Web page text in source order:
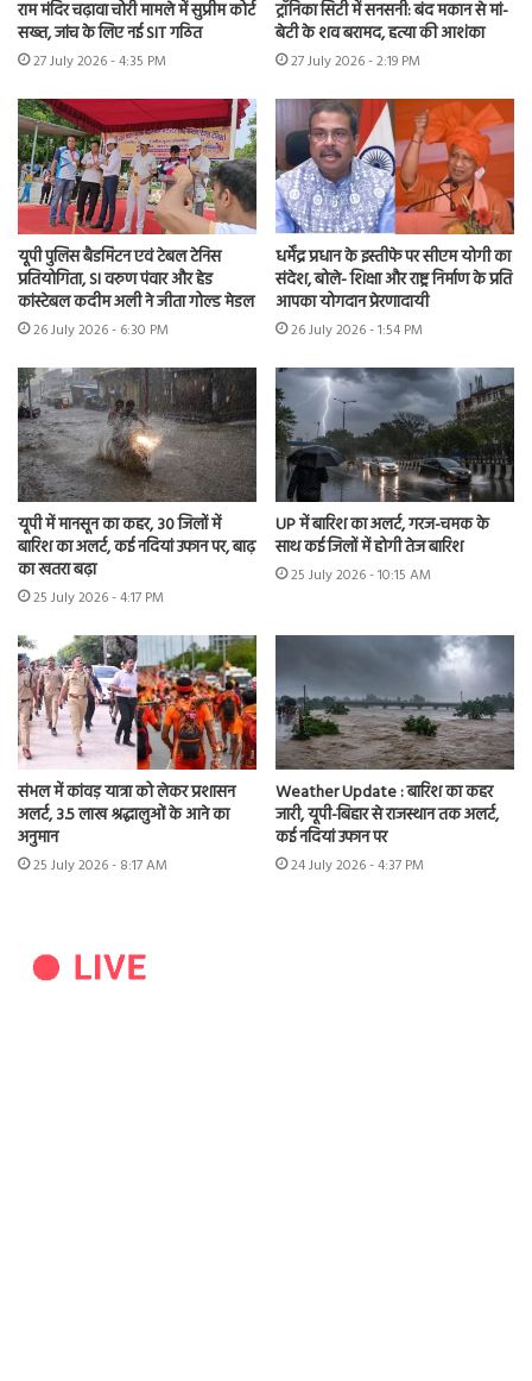
राम मंदिर चढ़ावा चोरी मामले में सुप्रीम कोर्ट
सख्त, जांच के लिए नई SIT गठित
27 July 2026 - 4:35 PM
ट्रॉनिका सिटी में सनसनी: बंद मकान से मां-
बेटी के शव बरामद, हत्या की आशंका
27 July 2026 - 2:19 PM
यूपी पुलिस बैडमिंटन एवं टेबल टेनिस
प्रतियोगिता, SI वरुण पंवार और हेड
कांस्टेबल कदीम अली ने जीता गोल्ड मेडल
26 July 2026 - 6:30 PM
धर्मेंद्र प्रधान के इस्तीफे पर सीएम योगी का
संदेश, बोले- शिक्षा और राष्ट्र निर्माण के प्रति
आपका योगदान प्रेरणादायी
26 July 2026 - 1:54 PM
यूपी में मानसून का कहर, 30 जिलों में
बारिश का अलर्ट, कई नदियां उफान पर, बाढ़
का खतरा बढ़ा
25 July 2026 - 4:17 PM
UP में बारिश का अलर्ट, गरज-चमक के
साथ कई जिलों में होगी तेज बारिश
25 July 2026 - 10:15 AM
संभल में कांवड़ यात्रा को लेकर प्रशासन
अलर्ट, 3.5 लाख श्रद्धालुओं के आने का
अनुमान
25 July 2026 - 8:17 AM
Weather Update : बारिश का कहर
जारी, यूपी-बिहार से राजस्थान तक अलर्ट,
कई नदियां उफान पर
24 July 2026 - 4:37 PM